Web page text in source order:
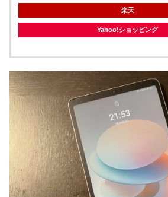
楽天
Yahoo!ショッピング